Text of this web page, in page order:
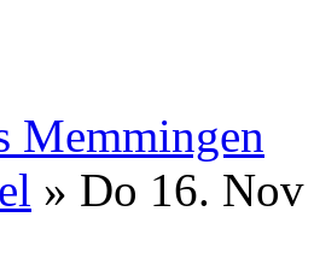
Memmingen
» Do 16.